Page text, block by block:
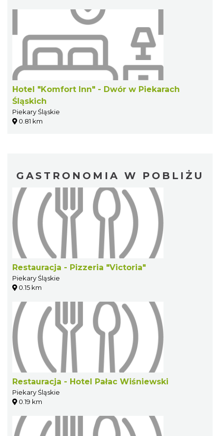
Hotel "Komfort Inn" - Dwór w Piekarach
Śląskich
Piekary Śląskie
0.81 km
GASTRONOMIA W POBLIŻU
Restauracja - Pizzeria "Victoria"
Piekary Śląskie
0.15 km
Restauracja - Hotel Pałac Wiśniewski
Piekary Śląskie
0.19 km